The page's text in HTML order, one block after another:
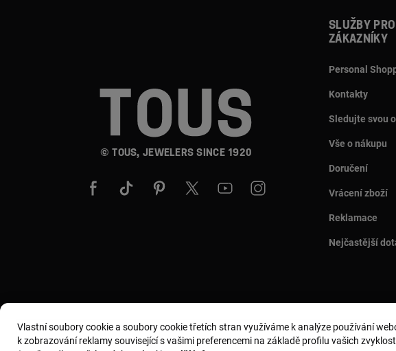
© TOUS, JEWELERS SINCE 1920
Služby pro
zákazníky
Personal
Kontakty
Sledujte svou
Vše o nákupu
Doručení
Vrácení zboží
Reklamace
Nejčastější
Vlastní soubory cookie a soubory cookie třetích stran využíváme k analýze používání
k zobrazování reklamy související s vašimi preferencemi na základě profilu vašich